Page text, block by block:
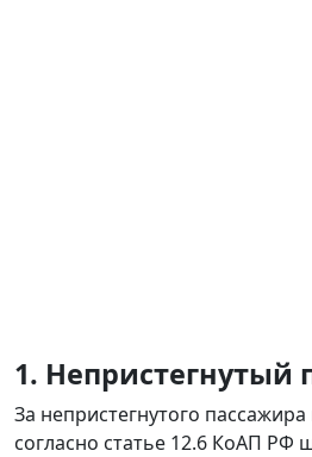
1. Непристегнутый
За непристегнутого
согласно статье 12.6 КоАП РФ